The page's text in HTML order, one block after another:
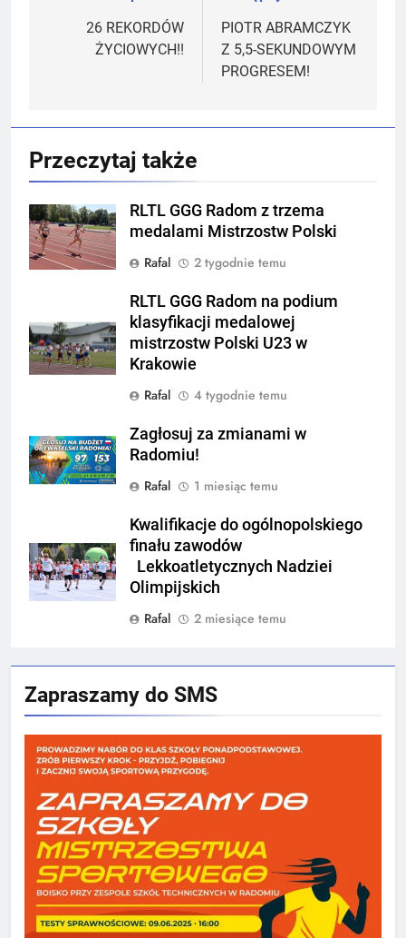
wpisu26 REKORDÓW
ŻYCIOWYCH!!
PIOTR ABRAMCZYK
Z 5,5-SEKUNDOWYM
PROGRESEM!
Przeczytaj także
RLTL GGG Radom z trzema
medalami Mistrzostw Polski
Rafal
2 tygodnie temu
RLTL GGG Radom na podium
klasyfikacji medalowej
mistrzostw Polski U23 w
Krakowie
Rafal
4 tygodnie temu
Zagłosuj za zmianami w
Radomiu!
Rafal
1 miesiąc temu
Kwalifikacje do ogólnopolskiego
finału zawodów
Lekkoatletycznych Nadziei
Olimpijskich
Rafal
2 miesiące temu
Zapraszamy do SMS